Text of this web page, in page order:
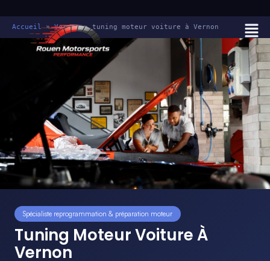
Accueil»Vernon»tuning moteur voiture à Vernon
Spécialiste reprogrammation & préparation moteur
Tuning Moteur Voiture À
Vernon